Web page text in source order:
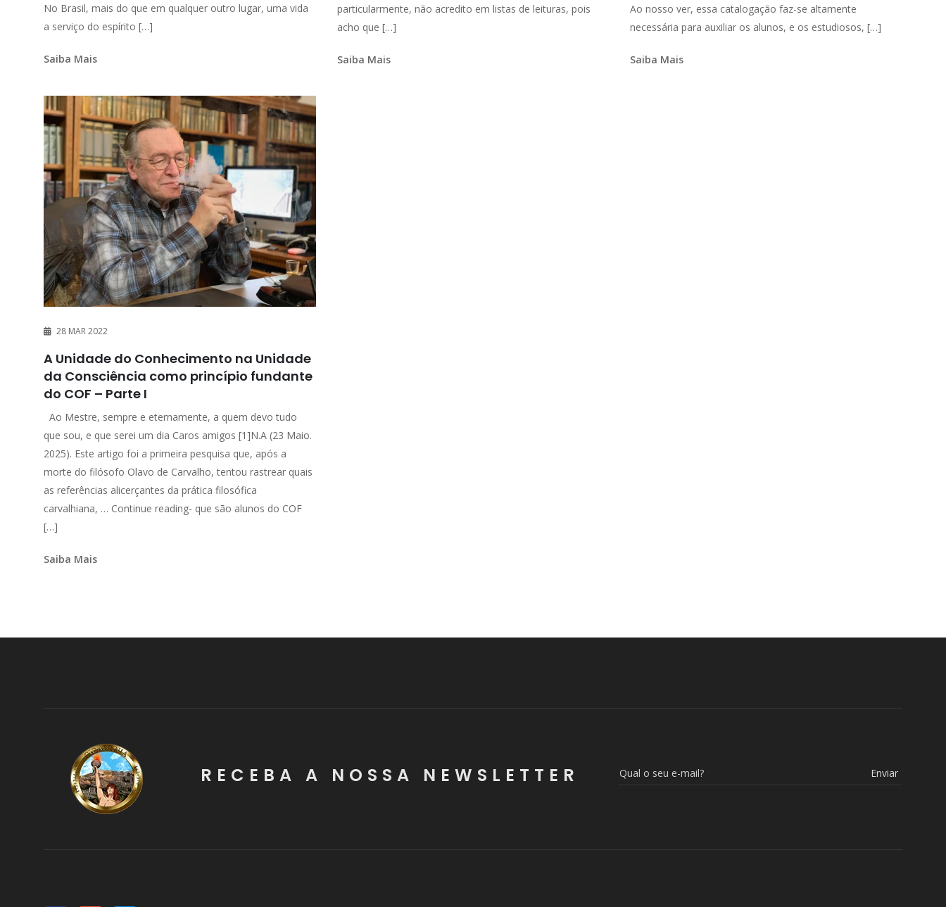
No Brasil, mais do que em qualquer outro lugar, uma vida
a serviço do espírito […]
Saiba Mais
particularmente, não acredito em listas de leituras, pois
acho que […]
Saiba Mais
Ao nosso ver, essa catalogação faz-se altamente
necessária para auxiliar os alunos, e os estudiosos, […]
Saiba Mais
28 MAR 2022
A Unidade do Conhecimento na Unidade
da Consciência como princípio fundante
do COF – Parte I
Ao Mestre, sempre e eternamente, a quem devo tudo
que sou, e que serei um dia Caros amigos [1]N.A (23 Maio.
2025). Este artigo foi a primeira pesquisa que, após a
morte do filósofo Olavo de Carvalho, tentou rastrear quais
as referências alicerçantes da prática filosófica
carvalhiana, … Continue reading- que são alunos do COF
[…]
Saiba Mais
RECEBA A NOSSA NEWSLETTER Enviar